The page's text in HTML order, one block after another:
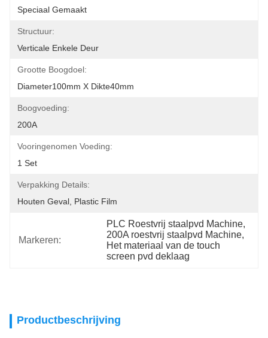
Speciaal Gemaakt
Structuur:
Verticale Enkele Deur
Grootte Boogdoel:
Diameter100mm X Dikte40mm
Boogvoeding:
200A
Vooringenomen Voeding:
1 Set
Verpakking Details:
Houten Geval, Plastic Film
Markeren:
PLC Roestvrij staalpvd Machine,
200A roestvrij staalpvd Machine,
Het materiaal van de touch
screen pvd deklaag
Productbeschrijving